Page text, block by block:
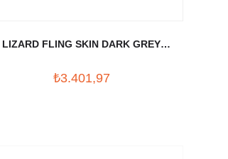
LIZARD FLING SKIN DARK GREY
₺3.401,97